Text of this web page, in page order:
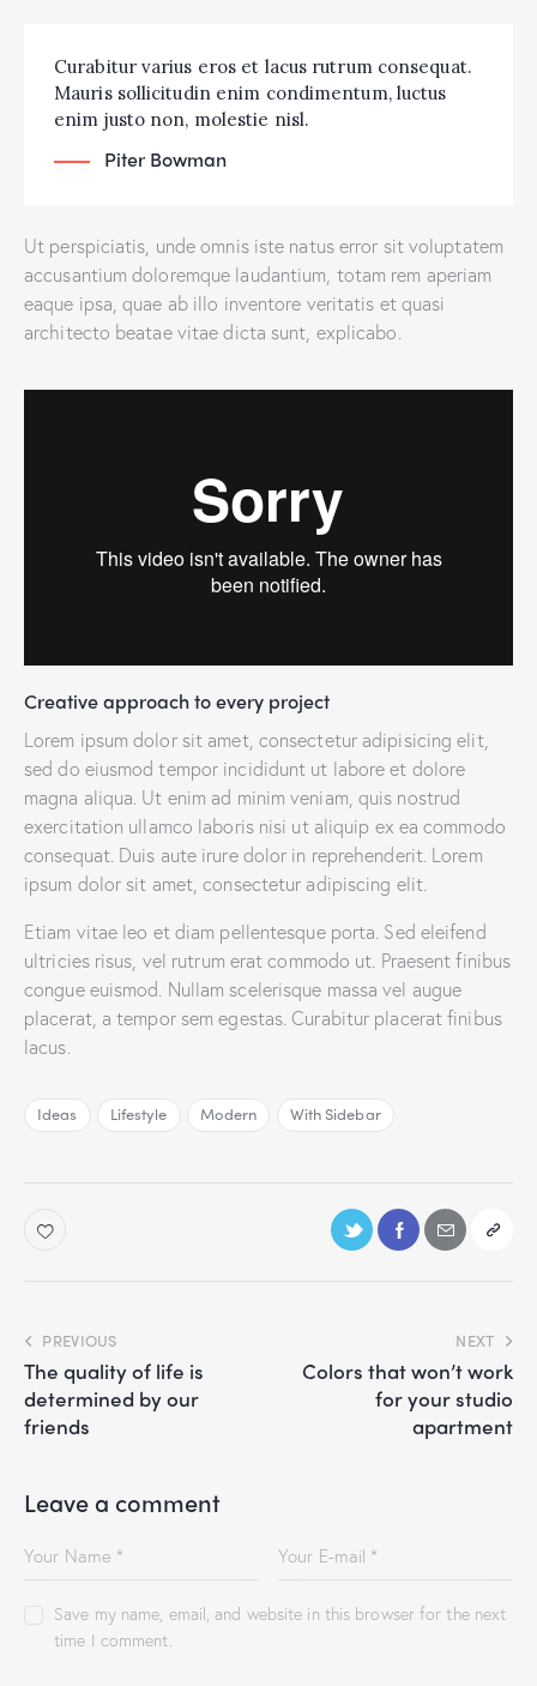
Curabitur varius eros et lacus rutrum consequat.
Mauris sollicitudin enim condimentum, luctus
enim justo non, molestie nisl.
Piter Bowman
Ut perspiciatis, unde omnis iste natus error sit voluptatem
accusantium doloremque laudantium, totam rem aperiam
eaque ipsa, quae ab illo inventore veritatis et quasi
architecto beatae vitae dicta sunt, explicabo.
Creative approach to every project
Lorem ipsum dolor sit amet, consectetur adipisicing elit,
sed do eiusmod tempor incididunt ut labore et dolore
magna aliqua. Ut enim ad minim veniam, quis nostrud
exercitation ullamco laboris nisi ut aliquip ex ea commodo
consequat. Duis aute irure dolor in reprehenderit. Lorem
ipsum dolor sit amet, consectetur adipiscing elit.
Etiam vitae leo et diam pellentesque porta. Sed eleifend
ultricies risus, vel rutrum erat commodo ut. Praesent finibus
congue euismod. Nullam scelerisque massa vel augue
placerat, a tempor sem egestas. Curabitur placerat finibus
lacus.
Ideas Lifestyle Modern With Sidebar
PREVIOUS
The quality of life is
determined by our
friends
NEXT
Colors that won’t work
for your studio
apartment
Leave a comment
Save my name, email, and website in this browser for the next
time I comment.